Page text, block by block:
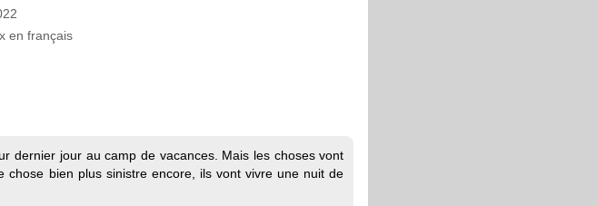
en français
dernier jour au camp de vacances. Mais les choses vont
bien plus sinistre encore, ils vont vivre une nuit de